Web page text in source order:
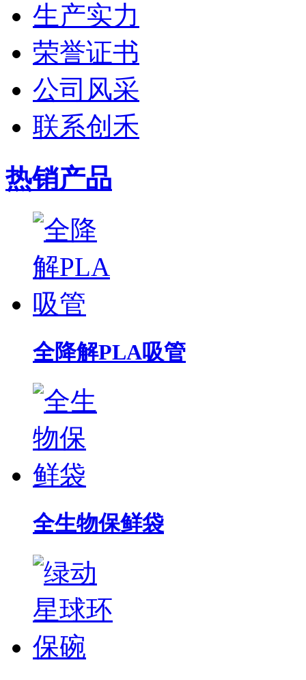
生产实力
荣誉证书
公司风采
联系创禾
热销产品
全降解PLA吸管
全生物保鲜袋